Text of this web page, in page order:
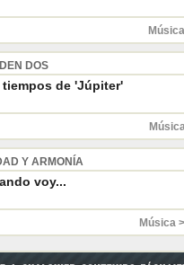
DOS
tiempos de 'Júpiter'
Y ARMONÍA
voy...
Música